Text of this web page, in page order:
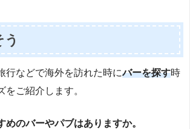
行などで海外を訪れた時にバーを探す時
をご紹介します。
めのバーやパブはありますか。